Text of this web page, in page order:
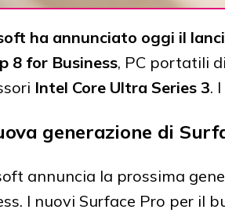
ha annunciato oggi il
8 for Business, PC portatili
Intel Core Ultra Series 3.
generazione di
annuncia la prossima
I nuovi Surface Pro per il